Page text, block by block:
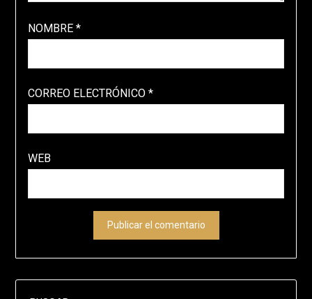
NOMBRE *
CORREO ELECTRÓNICO *
WEB